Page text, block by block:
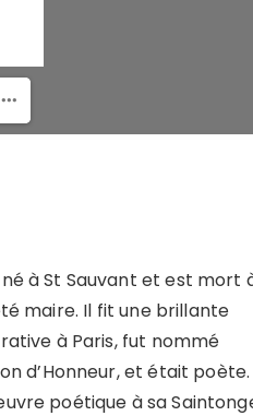
à St Sauvant et est mort
maire. Il fit une brillante
à Paris, fut nommé
d’Honneur, et était poète.
poétique à sa